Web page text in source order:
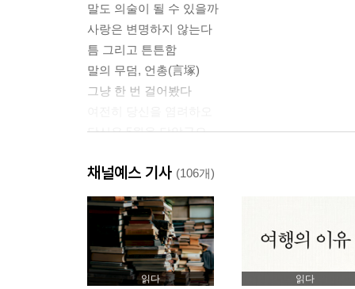
말도 의술이 될 수 있을까
사랑은 변명하지 않는다
틈 그리고 튼튼함
말의 무덤, 언총(言塚)
그냥 한 번 걸어봤다
당신은 5월을 닮았군요
부재(不在)의 존재(存在)
길가의 꽃
진짜 사과는 아프다
가짜와 진짜를 구별하는 법
우주만 한 사연
가장자리로 밀려나는 사람들
채널예스 기사 (106개)
읽다 읽다